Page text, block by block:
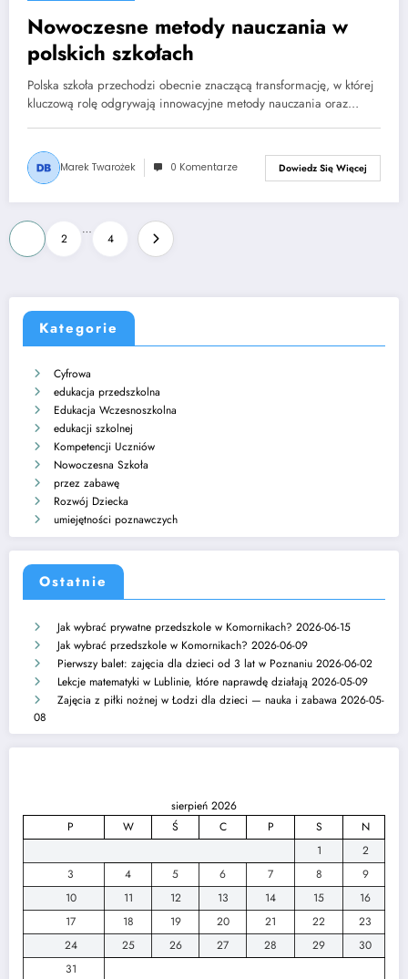
Nowoczesne metody nauczania w
polskich szkołach
Polska szkoła przechodzi obecnie znaczącą transformację, w której
kluczową rolę odgrywają innowacyjne metody nauczania oraz…
Marek Twarożek 0 Komentarze Dowiedz Się Więcej
Stronicowanie
wpisów
2
…
4
Kategorie
Cyfrowa
edukacja przedszkolna
Edukacja Wczesnoszkolna
edukacji szkolnej
Kompetencji Uczniów
Nowoczesna Szkoła
przez zabawę
Rozwój Dziecka
umiejętności poznawczych
Ostatnie
Jak wybrać prywatne przedszkole w Komornikach? 2026-06-15
Jak wybrać przedszkole w Komornikach? 2026-06-09
Pierwszy balet: zajęcia dla dzieci od 3 lat w Poznaniu 2026-06-02
Lekcje matematyki w Lublinie, które naprawdę działają 2026-05-09
Zajęcia z piłki nożnej w Łodzi dla dzieci — nauka i zabawa 2026-05-
08
sierpień 2026
P
W Ś C P S
N
1
2
3
4 5 6 7 8
9
10
11 12 13 14 15
16
17
18 19 20 21 22
23
24
25 26 27 28 29
30
31